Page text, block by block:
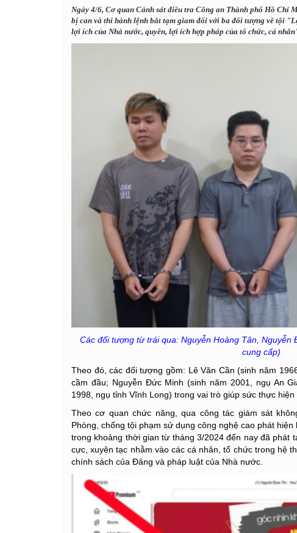
Ngày 4/6, Cơ quan Cảnh sát điều tra Công an Thành phố Hồ Chí
bị can và thi hành lệnh bắt tạm giam đối với ba đối tượng về tội
lợi ích của Nhà nước, quyền, lợi ích hợp pháp của tổ chức, cá
Các đối tượng từ trái qua: Nguyễn Hoàng Tân, Nguyễn
cung cấp)
Theo đó, các đối tượng gồm: Lê Văn Cần (sinh năm
cầm đầu; Nguyễn Đức Minh (sinh năm 2001, ngụ An
1998, ngụ tỉnh Vĩnh Long) trong vai trò giúp sức thực
Theo cơ quan chức năng, qua công tác giám sát
Phòng, chống tội phạm sử dụng công nghệ cao phát
trong khoảng thời gian từ tháng 3/2024 đến nay đã phát
cực, xuyên tạc nhằm vào các cá nhân, tổ chức trong hệ
chính sách của Đảng và pháp luật của Nhà nước.